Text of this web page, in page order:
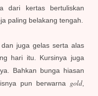
dari kertas bertuliskan
paling belakang tengah.
juga gelas serta alas
hari itu. Kursinya juga
Bahkan bunga hiasan
pun berwarna gold,